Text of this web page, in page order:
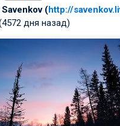
(http://
дня назад)